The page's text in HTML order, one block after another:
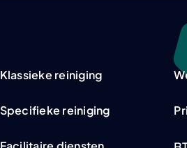
Klassieke reiniging
Specifieke reiniging